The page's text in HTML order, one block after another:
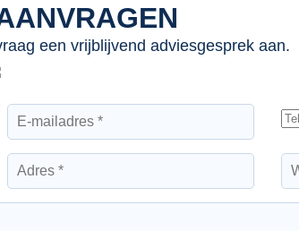
een vrijblijvend adviesgesprek aan.